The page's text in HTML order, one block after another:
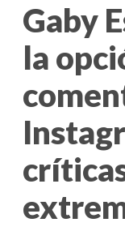
Gaby
la